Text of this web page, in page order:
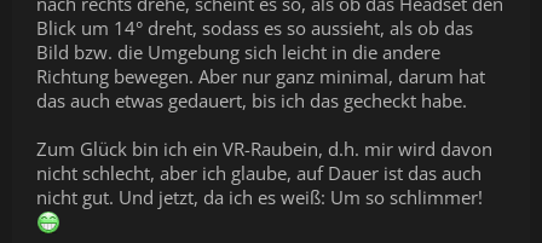
Blick um 14° dreht, sodass es so aussieht, als ob das
Bild bzw. die Umgebung sich leicht in die andere
Richtung bewegen. Aber nur ganz minimal, darum hat
das auch etwas gedauert, bis ich das gecheckt habe.
Zum Glück bin ich ein VR-Raubein, d.h. mir wird davon
nicht schlecht, aber ich glaube, auf Dauer ist das auch
nicht gut. Und jetzt, da ich es weiß: Um so schlimmer!